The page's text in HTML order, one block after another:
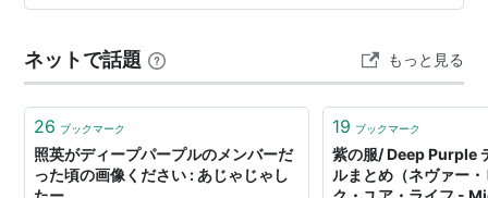
喧嘩してやめた後、次に来たヴォーカルのディビット・
のはまずかった…」 この時の動画がありました。4：56
秒頃からその話題 高市さんの「呪いをかけている」とい
う言葉を通訳しようとして困って高市さんの…
ネットで話題 もっと見る
26 ブックマーク
照英がディープパープルのメンバーだ
った頃の画像ください : あじゃじゃし
19 ブックマーク
紫の服/ Deep Purple
ルまとめ（ネヴァー